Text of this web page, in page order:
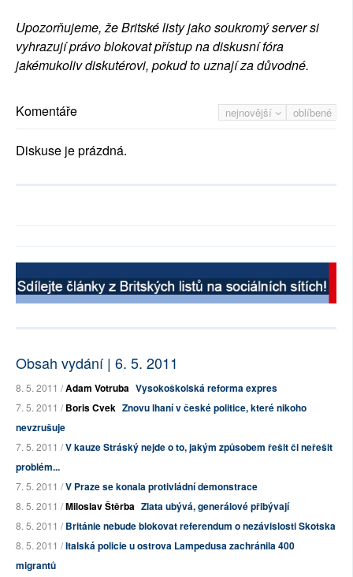
Upozorňujeme, že Britské listy jako soukromý server si
vyhrazují právo blokovat přístup na diskusní fóra
jakémukoliv diskutérovi, pokud to uznají za důvodné.
nejnovější oblíbené
Komentáře
Diskuse je prázdná.
Obsah vydání | 6. 5. 2011
8. 5. 2011 /Adam Votruba Vysokoškolská reforma expres
7. 5. 2011 /Boris Cvek Znovu lhaní v české politice, které nikoho
nevzrušuje
7. 5. 2011 /V kauze Stráský nejde o to, jakým způsobem řešit či neřešit
problém...
7. 5. 2011 /V Praze se konala protivládní demonstrace
8. 5. 2011 /Miloslav Štěrba Zlata ubývá, generálové přibývají
8. 5. 2011 /Británie nebude blokovat referendum o nezávislosti Skotska
8. 5. 2011 /Italská policie u ostrova Lampedusa zachránila 400
migrantů